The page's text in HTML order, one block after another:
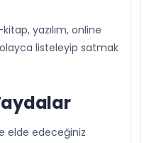
kitap, yazılım, online
listeleyip satmak
elde edeceğiniz